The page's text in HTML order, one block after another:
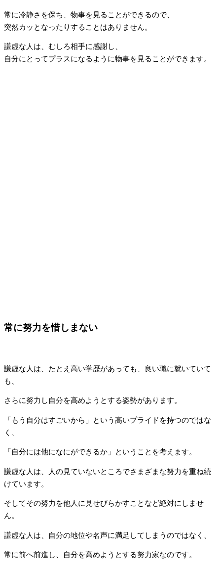
常に冷静さを保ち、物事を見ることができるので、
突然カッとなったりすることはありません。
謙虚な人は、むしろ相手に感謝し、
自分にとってプラスになるように物事を見ることができます。
常に努力を惜しまない
謙虚な人は、たとえ高い学歴があっても、良い職に就いていて
も、
さらに努力し自分を高めようとする姿勢があります。
「もう自分はすごいから」という高いプライドを持つのではな
く、
「自分には他になにができるか」ということを考えます。
謙虚な人は、人の見ていないところでさまざまな努力を重ね続
けています。
そしてその努力を他人に見せびらかすことなど絶対にしませ
ん。
謙虚な人は、自分の地位や名声に満足してしまうのではなく、
常に前へ前進し、自分を高めようとする努力家なのです。